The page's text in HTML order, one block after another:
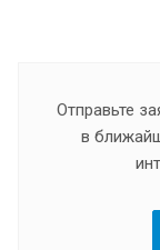
Отправьте
в